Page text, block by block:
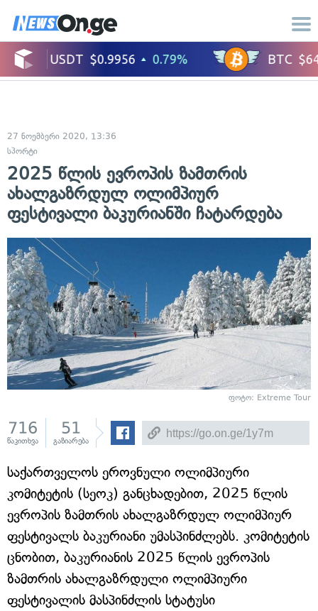
27 ნოემბერი 2020, 13:36
სპორტი
2025 წლის ევროპის ზამთრის
ახალგაზრდულ ოლიმპიურ
ფესტივალი ბაკურიანში ჩატარდება
ფოტო: Extreme Tour
716
წაკითხვა
51
გაზიარება
საქართველოს ეროვნული ოლიმპიური
კომიტეტის (სეოკ) განცხადებით, 2025 წლის
ევროპის ზამთრის ახალგაზრდულ ოლიმპიურ
ფესტივალს ბაკურიანი უმასპინძლებს. კომიტეტის
ცნობით, ბაკურიანის 2025 წლის ევროპის
ზამთრის ახალგაზრდული ოლიმპიური
ფესტივალის მასპინძლის სტატუსი